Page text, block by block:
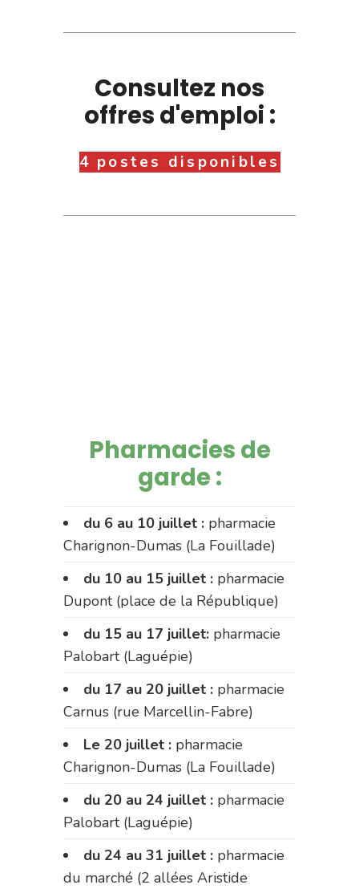
Consultez nos
offres d'emploi :
4 postes disponibles
Pharmacies de
garde :
du 6 au 10 juillet : pharmacie
Charignon-Dumas (La Fouillade)
du 10 au 15 juillet : pharmacie
Dupont (place de la République)
du 15 au 17 juillet: pharmacie
Palobart (Laguépie)
du 17 au 20 juillet : pharmacie
Carnus (rue Marcellin-Fabre)
Le 20 juillet : pharmacie
Charignon-Dumas (La Fouillade)
du 20 au 24 juillet : pharmacie
Palobart (Laguépie)
du 24 au 31 juillet : pharmacie
du marché (2 allées Aristide